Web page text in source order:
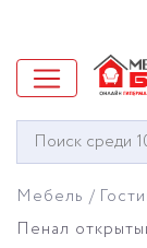
Окно
поиска
Мебель
Пенал